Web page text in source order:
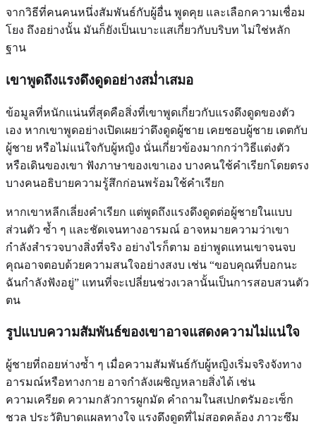
จากวิธีที่คนคนหนึ่งสัมพันธ์กับผู้อื่น พูดคุย และเลือกความเชื่อม
โยง ถึงอย่างนั้น มันก็ยังเป็นเบาะแสเกี่ยวกับบริบท ไม่ใช่หลัก
ฐาน
เขาพูดถึงแรงดึงดูดอย่างสม่ำเสมอ
ข้อมูลที่หนักแน่นที่สุดคือสิ่งที่เขาพูดเกี่ยวกับแรงดึงดูดของตัว
เอง หากเขาพูดอย่างเปิดเผยว่าดึงดูดผู้ชาย เคยชอบผู้ชาย เดตกับ
ผู้ชาย หรือไม่แน่ใจกับผู้หญิง นั่นเกี่ยวข้องมากกว่าวิธีแต่งตัว
หรือเดินของเขา ฟังภาษาของเขาเอง บางคนใช้คำเรียกโดยตรง
บางคนอธิบายความรู้สึกก่อนพร้อมใช้คำเรียก
หากเขาหลีกเลี่ยงคำเรียก แต่พูดถึงแรงดึงดูดต่อผู้ชายในแบบ
ส่วนตัว ซ้ำ ๆ และชัดเจนทางอารมณ์ อาจหมายความว่าเขา
กำลังสำรวจบางสิ่งที่จริง อย่างไรก็ตาม อย่าพูดแทนเขาจนจบ
คุณอาจตอบด้วยความสนใจอย่างสงบ เช่น “ขอบคุณที่บอกนะ
ฉันกำลังฟังอยู่” แทนที่จะเปลี่ยนช่วงเวลานั้นเป็นการสอบสวนตัว
ตน
รูปแบบความสัมพันธ์ของเขาอาจแสดงความไม่แน่ใจ
ผู้ชายที่ถอยห่างซ้ำ ๆ เมื่อความสัมพันธ์กับผู้หญิงเริ่มจริงจังทาง
อารมณ์หรือทางกาย อาจกำลังเผชิญหลายสิ่งได้ เช่น
ความเครียด ความกลัวการผูกมัด คำถามในสเปกตรัมอะเซ็ก
ชวล ประวัติบาดแผลทางใจ แรงดึงดูดที่ไม่สอดคล้อง ภาวะซึม